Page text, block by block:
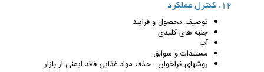
12. کنترل عملکرد
توصیف محصول و فرایند
جنبه های کلیدی
آب
مستندات و سوابق
روشهای فراخوان - حذف مواد غذایی فاقد ایمنی از بازار